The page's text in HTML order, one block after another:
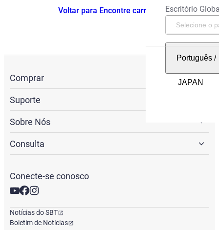
Escritório
Português/
Voltar para Encontre carros
Comprar
Suporte
Sobre Nós
Consulta
Conecte-se conosco
Notícias do SBT
Boletim de Notícias